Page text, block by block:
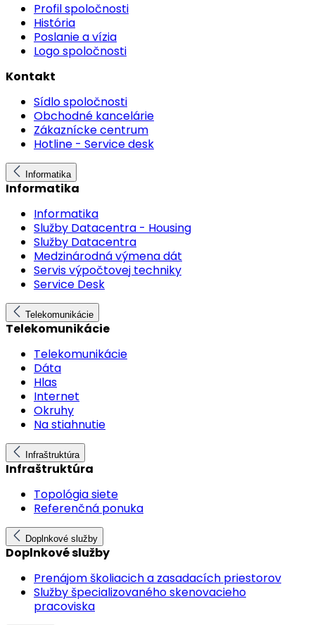
Profil spoločnosti
História
Poslanie a vízia
Logo spoločnosti
Kontakt
Sídlo spoločnosti
Obchodné kancelárie
Zákaznícke centrum
Hotline - Service desk
Informatika
Informatika
Informatika
Služby Datacentra - Housing
Služby Datacentra
Medzinárodná výmena dát
Servis výpočtovej techniky
Service Desk
Telekomunikácie
Telekomunikácie
Telekomunikácie
Dáta
Hlas
Internet
Okruhy
Na stiahnutie
Infraštruktúra
Infraštruktúra
Topológia siete
Referenčná ponuka
Doplnkové služby
Doplnkové služby
Prenájom školiacich a zasadacích priestorov
Služby špecializovaného skenovacieho
pracoviska